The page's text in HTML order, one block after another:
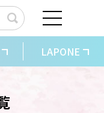
LAPONE